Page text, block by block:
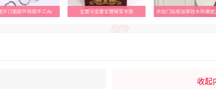
金属电镀开口圈配件铁圈手工diy饰品配件 环保封油钥匙扣链接圈 五营斗全套五营将军令旗 木纹门贴纸加厚防水防潮遮
收起